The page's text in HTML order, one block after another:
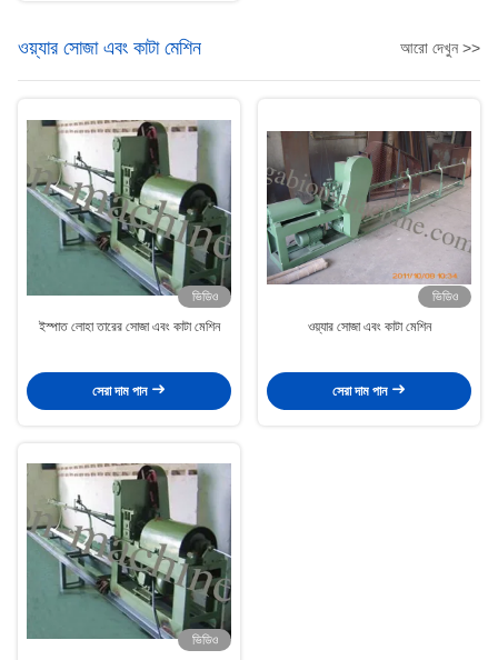
ওয়্যার সোজা এবং কাটা মেশিন আরো দেখুন >>
ভিডিও
ইস্পাত লোহা তারের সোজা এবং কাটা মেশিন
সেরা দাম পান
ভিডিও
ওয়্যার সোজা এবং কাটা মেশিন
সেরা দাম পান
ভিডিও